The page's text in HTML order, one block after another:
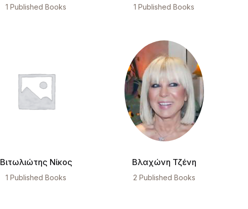
1 Published Books 1 Published Books
Βιτωλιώτης Νίκος
1 Published Books
Βλαχώνη Τζένη
2 Published Books